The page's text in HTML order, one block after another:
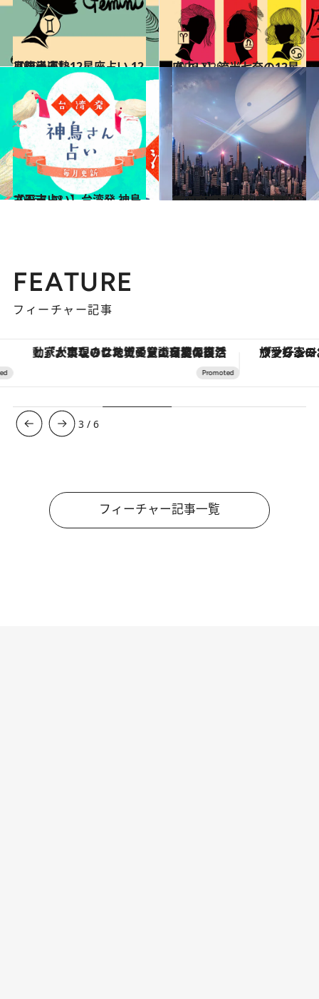
2020.12.13
【双子座】12星座占い 12月後半運勢
占い 2026.7.29
【占い】流光七奈の12星座占い
占い
2026.1.18
【干支占い】台湾発 神鳥さん占い
占い 2020.11.14
2020年末「水瓶座の時代」への準備③ 12月22日までの“更新期”にやること
ライフスタイル
FEATURE
フィーチャー記事
「大事なのは地域の意識を変えること」。ロレックス賞受賞の自然保護活動家が実現させたナイジェリアの自然環境の復活 ヴァシュロン・コンスタンタ
3 /6
フィーチャー記事一覧